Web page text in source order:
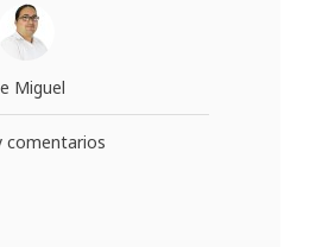
Miguel
comentarios